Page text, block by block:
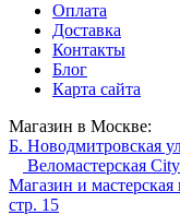
Оплата
Доставка
Контакты
Блог
Карта сайта
Магазин в Москве:
Б. Новодмитровская
Веломастерская
Магазин и
стр. 15